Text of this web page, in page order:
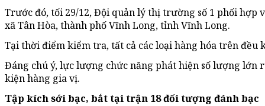
Trước đó, tối 29/12, Đội quản lý thị trường số 1 phối hợp
xã Tân Hòa, thành phố Vĩnh Long, tỉnh Vĩnh Long.
Tại thời điểm kiểm tra, tất cả các loại hàng hóa trên
Đáng chú ý, lực lượng chức năng phát hiện số lượng lớn
kiện hàng gia vị.
Tập kích sới bạc, bắt tại trận 18 đối tượng đánh bạc